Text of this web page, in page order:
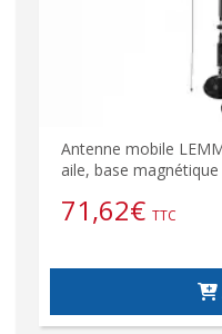
Antenne mobile
aile, base
71,62€ TTC